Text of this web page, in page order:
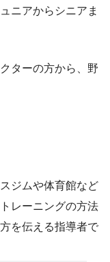
ニアからシニアま
ターの方から、野
ジムや体育館など
レーニングの方法
を伝える指導者で